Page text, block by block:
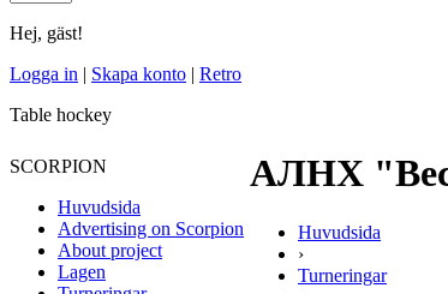
Hej, gäst!
Logga in | Skapa konto | Retro
Table hockey
SCORPION
Huvudsida
Advertising on Scorpion
About project
Lagen
АЛНХ
Huvudsida
›
Turneringar